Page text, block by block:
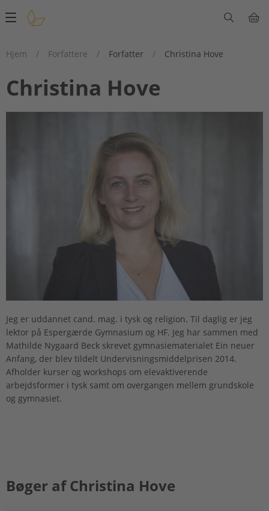
Main
Hjem
/ Forfattere / Forfatter / Christina Hove
Christina Hove
Jeg er uddannet cand. mag. i tysk og religion. Til daglig er jeg
lektor på Espergærde Gymnasium og HF. Jeg har sammen med
Mathilde Nygaard Beck skrevet gymnasiematerialet Ein neuer
Anfang, der blev tildelt Undervisningsmiddelprisen 2014.
Afholder kurser og workshops om elevaktiverende
arbejdsformer i tysk samt om overgangen mellem grundskole
og gymnasiet.
Bøger af Christina Hove